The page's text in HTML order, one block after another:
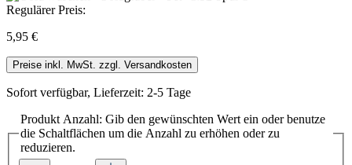
Regulärer Preis:
5,95 €
Preise inkl. MwSt. zzgl. Versandkosten
Sofort verfügbar, Lieferzeit: 2-5 Tage
Produkt Anzahl: Gib den gewünschten Wert ein oder benutze
die Schaltflächen um die Anzahl zu erhöhen oder zu
reduzieren.